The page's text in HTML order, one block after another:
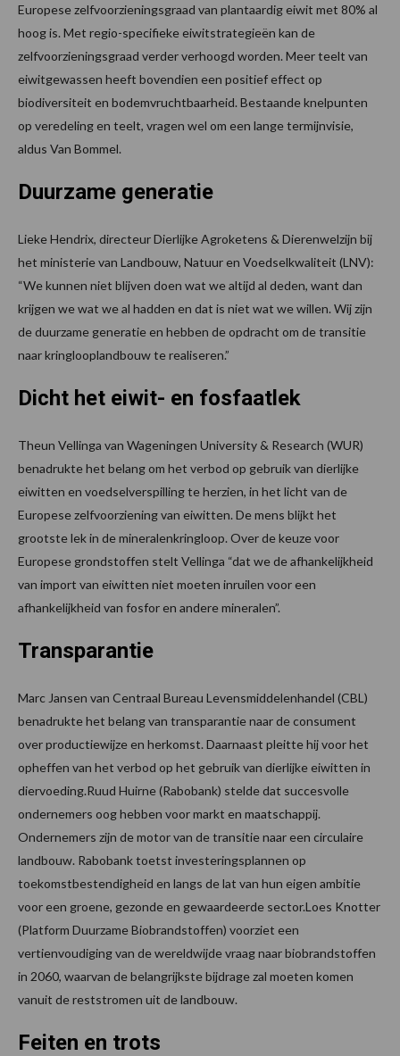
Europese zelfvoorzieningsgraad van plantaardig eiwit met 80% al
hoog is. Met regio-specifieke eiwitstrategieën kan de
zelfvoorzieningsgraad verder verhoogd worden. Meer teelt van
eiwitgewassen heeft bovendien een positief effect op
biodiversiteit en bodemvruchtbaarheid. Bestaande knelpunten
op veredeling en teelt, vragen wel om een lange termijnvisie,
aldus Van Bommel.
Duurzame generatie
Lieke Hendrix, directeur Dierlijke Agroketens & Dierenwelzijn bij
het ministerie van Landbouw, Natuur en Voedselkwaliteit (LNV):
“We kunnen niet blijven doen wat we altijd al deden, want dan
krijgen we wat we al hadden en dat is niet wat we willen. Wij zijn
de duurzame generatie en hebben de opdracht om de transitie
naar kringlooplandbouw te realiseren.”
Dicht het eiwit- en fosfaatlek
Theun Vellinga van Wageningen University & Research (WUR)
benadrukte het belang om het verbod op gebruik van dierlijke
eiwitten en voedselverspilling te herzien, in het licht van de
Europese zelfvoorziening van eiwitten. De mens blijkt het
grootste lek in de mineralenkringloop. Over de keuze voor
Europese grondstoffen stelt Vellinga “dat we de afhankelijkheid
van import van eiwitten niet moeten inruilen voor een
afhankelijkheid van fosfor en andere mineralen”.
Transparantie
Marc Jansen van Centraal Bureau Levensmiddelenhandel (CBL)
benadrukte het belang van transparantie naar de consument
over productiewijze en herkomst. Daarnaast pleitte hij voor het
opheffen van het verbod op het gebruik van dierlijke eiwitten in
diervoeding.Ruud Huirne (Rabobank) stelde dat succesvolle
ondernemers oog hebben voor markt en maatschappij.
Ondernemers zijn de motor van de transitie naar een circulaire
landbouw. Rabobank toetst investeringsplannen op
toekomstbestendigheid en langs de lat van hun eigen ambitie
voor een groene, gezonde en gewaardeerde sector.Loes Knotter
(Platform Duurzame Biobrandstoffen) voorziet een
vertienvoudiging van de wereldwijde vraag naar biobrandstoffen
in 2060, waarvan de belangrijkste bijdrage zal moeten komen
vanuit de reststromen uit de landbouw.
Feiten en trots